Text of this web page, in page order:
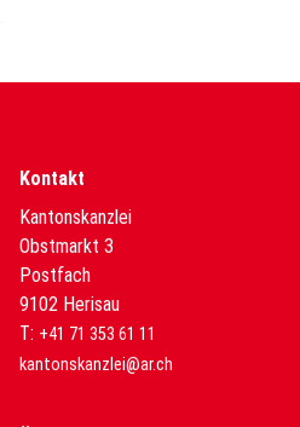
Kontakt
Kantonskanzlei
Obstmarkt 3
Postfach
9102 Herisau
T: +41 71 353 61 11
kantonskanzlei@ar.ch